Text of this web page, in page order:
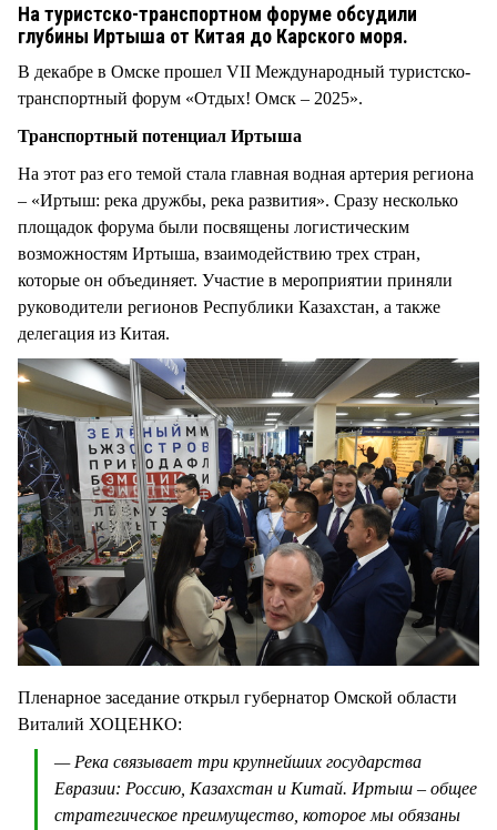
На туристско-транспортном форуме обсудили
глубины Иртыша от Китая до Карского моря.
В декабре в Омске прошел VII Международный туристско-
транспортный форум «Отдых! Омск – 2025».
Транспортный потенциал Иртыша
На этот раз его темой стала главная водная артерия региона
– «Иртыш: река дружбы, река развития». Сразу несколько
площадок форума были посвящены логистическим
возможностям Иртыша, взаимодействию трех стран,
которые он объединяет. Участие в мероприятии приняли
руководители регионов Республики Казахстан, а также
делегация из Китая.
Пленарное заседание открыл губернатор Омской области
Виталий ХОЦЕНКО:
— Река связывает три крупнейших государства
Евразии: Россию, Казахстан и Китай. Иртыш – общее
стратегическое преимущество, которое мы обязаны